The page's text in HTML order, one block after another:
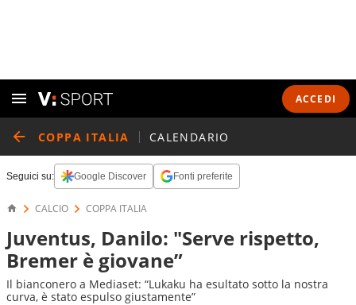
ACCEDI
COPPA ITALIA CALENDARIO
Seguici su: Google Discover Fonti preferite
CALCIO COPPA ITALIA
Juventus, Danilo: "Serve rispetto,
Bremer è giovane”
Il bianconero a Mediaset: “Lukaku ha esultato sotto la nostra
curva, è stato espulso giustamente”